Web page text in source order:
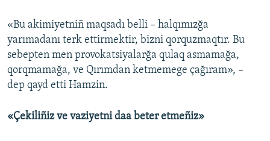
«Bu akimiyetniñ maqsadı belli – halqımızğa
yarımadanı terk ettirmektir, bizni qorquzmaqtır. Bu
sebepten men provokatsiyalarğa qulaq asmamağa,
qorqmamağa, ve Qırımdan ketmemege çağıram», –
dep qayd etti Hamzin.
«Çekiliñiz ve vaziyetni daa beter etmeñiz»